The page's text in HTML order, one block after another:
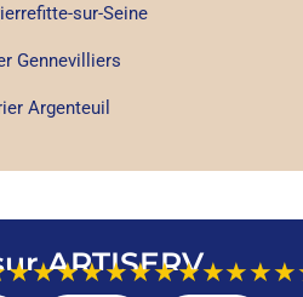
sur-Seine
Gennevilliers
Argenteuil
ARTISERV
★★★★★